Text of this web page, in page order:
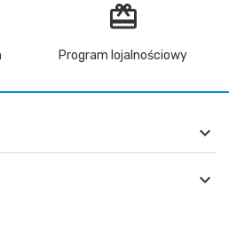
redeem
Program lojalnościowy

